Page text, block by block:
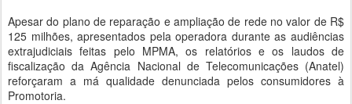
Apesar do plano de reparação e ampliação de rede no valor de R$
125 milhões, apresentados pela operadora durante as audiências
extrajudiciais feitas pelo MPMA, os relatórios e os laudos de
fiscalização da Agência Nacional de Telecomunicações (Anatel)
reforçaram a má qualidade denunciada pelos consumidores à
Promotoria.